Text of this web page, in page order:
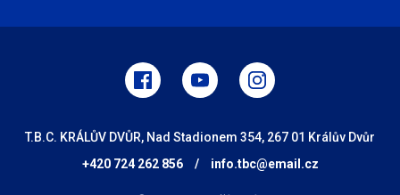
T.B.C. KRÁLŮV DVŮR, Nad Stadionem 354, 267 01 Králův Dvůr
+420 724 262 856
/ info.tbc@email.cz